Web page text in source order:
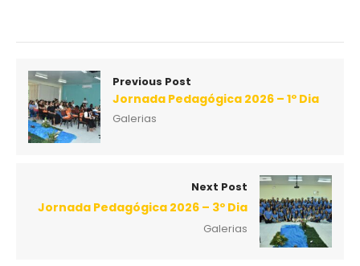
Previous Post
Jornada Pedagógica 2026 – 1º Dia
Galerias
Next Post
Jornada Pedagógica 2026 – 3º Dia
Galerias